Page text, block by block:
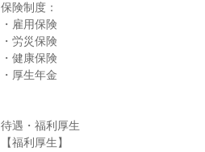
保険制度：
・雇用保険
・労災保険
・健康保険
・厚生年金
待遇・福利厚生
【福利厚生】